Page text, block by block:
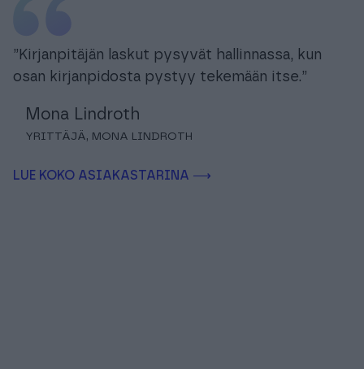
”Kirjanpitäjän laskut pysyvät hallinnassa, kun
osan kirjanpidosta pystyy tekemään itse.”
Mona Lindroth
YRITTÄJÄ, MONA LINDROTH
LUE KOKO ASIAKASTARINA ⟶